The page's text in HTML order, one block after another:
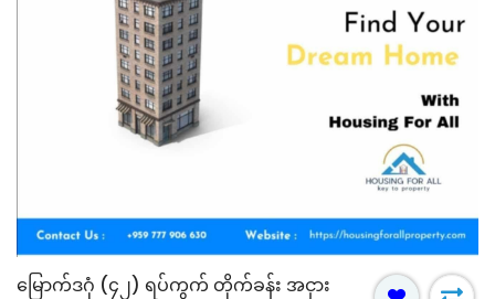
မြောက်ဒဂုံ (၄၂) ရပ်ကွက် တိုက်ခန်း အငှား